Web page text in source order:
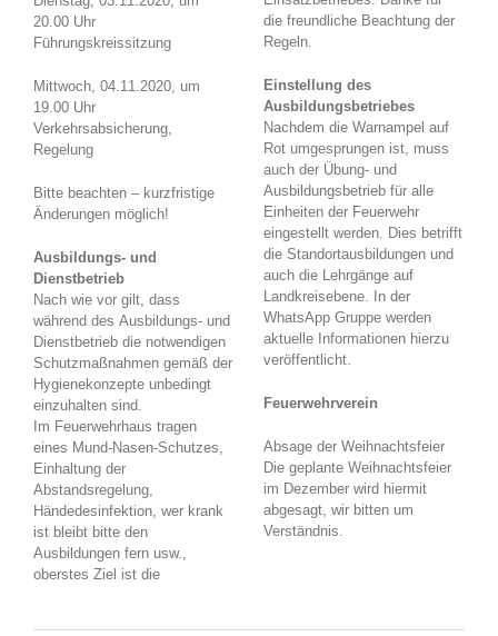
20.00 Uhr
Führungskreissitzung
Mittwoch, 04.11.2020, um
19.00 Uhr
Verkehrsabsicherung,
Regelung
Bitte beachten – kurzfristige
Änderungen möglich!
Ausbildungs- und
Dienstbetrieb
Nach wie vor gilt, dass
während des Ausbildungs- und
Dienstbetrieb die notwendigen
Schutzmaßnahmen gemäß der
Hygienekonzepte unbedingt
einzuhalten sind.
Im Feuerwehrhaus tragen
eines Mund-Nasen-Schutzes,
Einhaltung der
Abstandsregelung,
Händedesinfektion, wer krank
ist bleibt bitte den
Ausbildungen fern usw.,
oberstes Ziel ist die
die freundliche Beachtung der
Regeln.
Einstellung des
Ausbildungsbetriebes
Nachdem die Warnampel auf
Rot umgesprungen ist, muss
auch der Übung- und
Ausbildungsbetrieb für alle
Einheiten der Feuerwehr
eingestellt werden. Dies betrifft
die Standortausbildungen und
auch die Lehrgänge auf
Landkreisebene. In der
WhatsApp Gruppe werden
aktuelle Informationen hierzu
veröffentlicht.
Feuerwehrverein
Absage der Weihnachtsfeier
Die geplante Weihnachtsfeier
im Dezember wird hiermit
abgesagt, wir bitten um
Verständnis.